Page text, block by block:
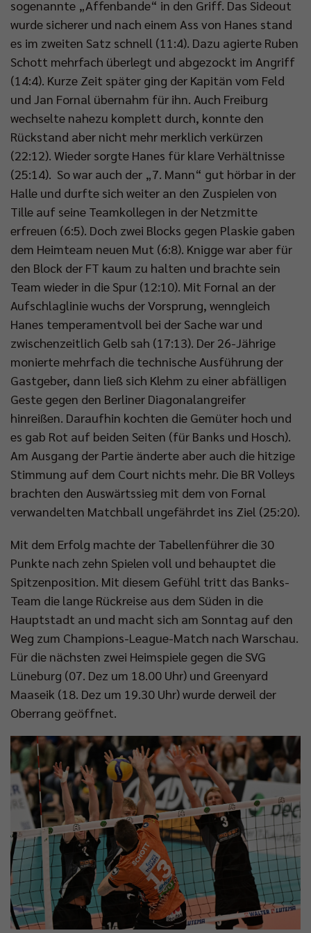
sogenannte „Affenbande“ in den Griff. Das Sideout
wurde sicherer und nach einem Ass von Hanes stand
es im zweiten Satz schnell (11:4). Dazu agierte Ruben
Schott mehrfach überlegt und abgezockt im Angriff
(14:4). Kurze Zeit später ging der Kapitän vom Feld
und Jan Fornal übernahm für ihn. Auch Freiburg
wechselte nahezu komplett durch, konnte den
Rückstand aber nicht mehr merklich verkürzen
(22:12). Wieder sorgte Hanes für klare Verhältnisse
(25:14). So war auch der „7. Mann“ gut hörbar in der
Halle und durfte sich weiter an den Zuspielen von
Tille auf seine Teamkollegen in der Netzmitte
erfreuen (6:5). Doch zwei Blocks gegen Plaskie gaben
dem Heimteam neuen Mut (6:8). Knigge war aber für
den Block der FT kaum zu halten und brachte sein
Team wieder in die Spur (12:10). Mit Fornal an der
Aufschlaglinie wuchs der Vorsprung, wenngleich
Hanes temperamentvoll bei der Sache war und
zwischenzeitlich Gelb sah (17:13). Der 26-Jährige
monierte mehrfach die technische Ausführung der
Gastgeber, dann ließ sich Klehm zu einer abfälligen
Geste gegen den Berliner Diagonalangreifer
hinreißen. Daraufhin kochten die Gemüter hoch und
es gab Rot auf beiden Seiten (für Banks und Hosch).
Am Ausgang der Partie änderte aber auch die hitzige
Stimmung auf dem Court nichts mehr. Die BR Volleys
brachten den Auswärtssieg mit dem von Fornal
verwandelten Matchball ungefährdet ins Ziel (25:20).
Mit dem Erfolg machte der Tabellenführer die 30
Punkte nach zehn Spielen voll und behauptet die
Spitzenposition. Mit diesem Gefühl tritt das Banks-
Team die lange Rückreise aus dem Süden in die
Hauptstadt an und macht sich am Sonntag auf den
Weg zum Champions-League-Match nach Warschau.
Für die nächsten zwei Heimspiele gegen die SVG
Lüneburg (07. Dez um 18.00 Uhr) und Greenyard
Maaseik (18. Dez um 19.30 Uhr) wurde derweil der
Oberrang geöffnet.